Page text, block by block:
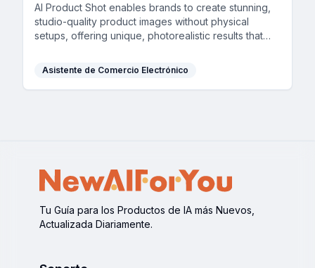
AI Product Shot enables brands to create stunning,
studio-quality product images without physical
setups, offering unique, photorealistic results that
Asistente de Comercio Electrónico
Tu Guía para los Productos de IA más Nuevos,
Actualizada Diariamente.